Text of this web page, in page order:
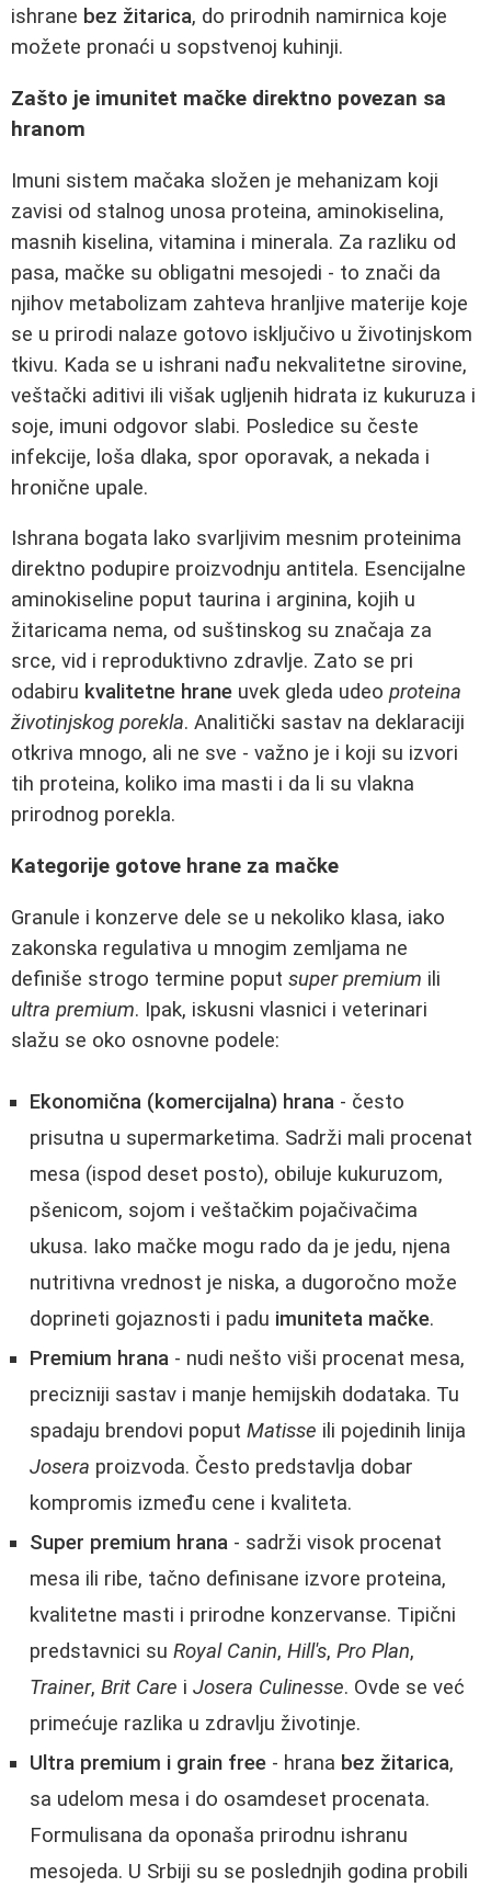
ishrane bez žitarica, do prirodnih namirnica koje
možete pronaći u sopstvenoj kuhinji.
Zašto je imunitet mačke direktno povezan sa
hranom
Imuni sistem mačaka složen je mehanizam koji
zavisi od stalnog unosa proteina, aminokiselina,
masnih kiselina, vitamina i minerala. Za razliku od
pasa, mačke su obligatni mesojedi - to znači da
njihov metabolizam zahteva hranljive materije koje
se u prirodi nalaze gotovo isključivo u životinjskom
tkivu. Kada se u ishrani nađu nekvalitetne sirovine,
veštački aditivi ili višak ugljenih hidrata iz kukuruza i
soje, imuni odgovor slabi. Posledice su česte
infekcije, loša dlaka, spor oporavak, a nekada i
hronične upale.
Ishrana bogata lako svarljivim mesnim proteinima
direktno podupire proizvodnju antitela. Esencijalne
aminokiseline poput taurina i arginina, kojih u
žitaricama nema, od suštinskog su značaja za
srce, vid i reproduktivno zdravlje. Zato se pri
odabiru kvalitetne hrane uvek gleda udeo proteina
životinjskog porekla. Analitički sastav na deklaraciji
otkriva mnogo, ali ne sve - važno je i koji su izvori
tih proteina, koliko ima masti i da li su vlakna
prirodnog porekla.
Kategorije gotove hrane za mačke
Granule i konzerve dele se u nekoliko klasa, iako
zakonska regulativa u mnogim zemljama ne
definiše strogo termine poput super premium ili
ultra premium. Ipak, iskusni vlasnici i veterinari
slažu se oko osnovne podele:
Ekonomična (komercijalna) hrana - često
prisutna u supermarketima. Sadrži mali procenat
mesa (ispod deset posto), obiluje kukuruzom,
pšenicom, sojom i veštačkim pojačivačima
ukusa. Iako mačke mogu rado da je jedu, njena
nutritivna vrednost je niska, a dugoročno može
doprineti gojaznosti i padu imuniteta mačke.
Premium hrana - nudi nešto viši procenat mesa,
precizniji sastav i manje hemijskih dodataka. Tu
spadaju brendovi poput Matisse ili pojedinih linija
Josera proizvoda. Često predstavlja dobar
kompromis između cene i kvaliteta.
Super premium hrana - sadrži visok procenat
mesa ili ribe, tačno definisane izvore proteina,
kvalitetne masti i prirodne konzervanse. Tipični
predstavnici su Royal Canin, Hill's, Pro Plan,
Trainer, Brit Care i Josera Culinesse. Ovde se već
primećuje razlika u zdravlju životinje.
Ultra premium i grain free - hrana bez žitarica,
sa udelom mesa i do osamdeset procenata.
Formulisana da oponaša prirodnu ishranu
mesojeda. U Srbiji su se poslednjih godina probili